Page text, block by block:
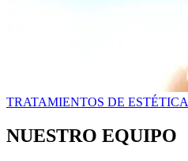
TRATAMIENTOS DE ESTÉTICA
NUESTRO EQUIPO